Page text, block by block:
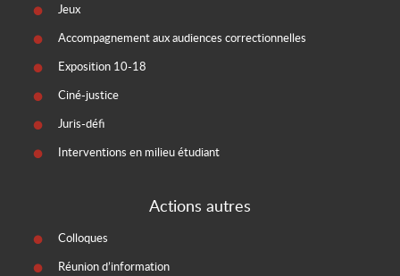
Jeux
Accompagnement aux audiences correctionnelles
Exposition 10-18
Ciné-justice
Juris-défi
Interventions en milieu étudiant
Actions autres
Colloques
Réunion d’information